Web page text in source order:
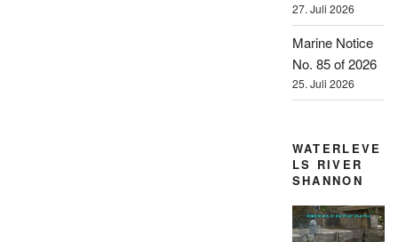
27. Juli 2026
Marine Notice
No. 85 of 2026
25. Juli 2026
WATERLEVE
LS RIVER
SHANNON